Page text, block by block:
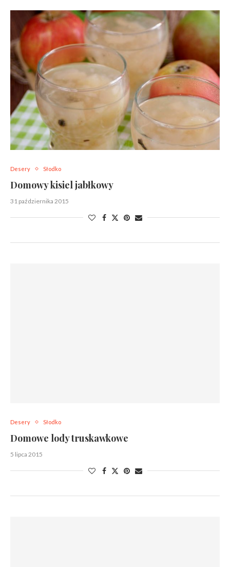
Desery Słodko
Domowy kisiel jabłkowy
31 października 2015
Desery Słodko
Domowe lody truskawkowe
5 lipca 2015